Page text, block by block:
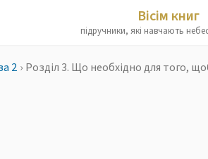
Вісім книг
підручники, які навчають
2 › Розділ 3. Що необхідно для того,